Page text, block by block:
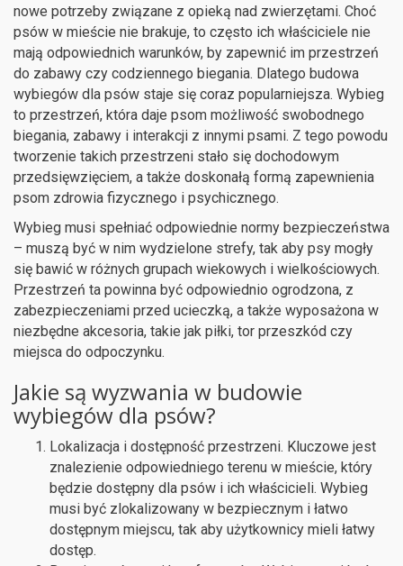
nowe potrzeby związane z opieką nad zwierzętami. Choć
psów w mieście nie brakuje, to często ich właściciele nie
mają odpowiednich warunków, by zapewnić im przestrzeń
do zabawy czy codziennego biegania. Dlatego budowa
wybiegów dla psów staje się coraz popularniejsza. Wybieg
to przestrzeń, która daje psom możliwość swobodnego
biegania, zabawy i interakcji z innymi psami. Z tego powodu
tworzenie takich przestrzeni stało się dochodowym
przedsięwzięciem, a także doskonałą formą zapewnienia
psom zdrowia fizycznego i psychicznego.
Wybieg musi spełniać odpowiednie normy bezpieczeństwa
– muszą być w nim wydzielone strefy, tak aby psy mogły
się bawić w różnych grupach wiekowych i wielkościowych.
Przestrzeń ta powinna być odpowiednio ogrodzona, z
zabezpieczeniami przed ucieczką, a także wyposażona w
niezbędne akcesoria, takie jak piłki, tor przeszkód czy
miejsca do odpoczynku.
Jakie są wyzwania w budowie
wybiegów dla psów?
Lokalizacja i dostępność przestrzeni. Kluczowe jest
znalezienie odpowiedniego terenu w mieście, który
będzie dostępny dla psów i ich właścicieli. Wybieg
musi być zlokalizowany w bezpiecznym i łatwo
dostępnym miejscu, tak aby użytkownicy mieli łatwy
dostęp.